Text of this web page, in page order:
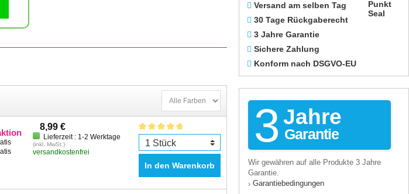
8,99 €
Lieferzeit : 1-2 Werktage
(inkl. MwSt.)
versandkostenfrei
In den Warenkorb
Versand am selben Tag
30 Tage Rückgaberecht
3 Jahre Garantie
Sichere Zahlung
Konform nach DSGVO-EU
3 Jahre
Garantie
Wir gewähren auf alle Produkte 3 Jahre
Garantie.
› Garantiebedingungen